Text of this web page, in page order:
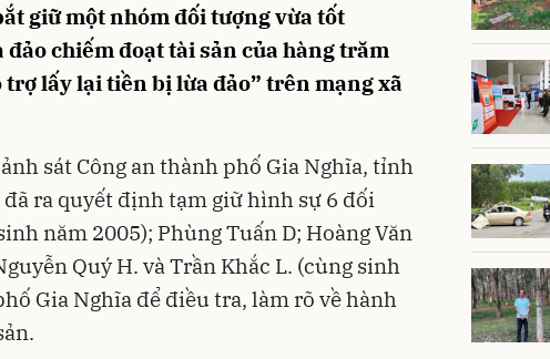
giữ một nhóm đối tượng vừa tốt
đảo chiếm đoạt tài sản của hàng trăm
lấy lại tiền bị lừa đảo” trên mạng xã
sát Công an thành phố Gia Nghĩa, tỉnh
ra quyết định tạm giữ hình sự 6 đối
năm 2005); Phùng Tuấn D; Hoàng Văn
Quý H. và Trần Khắc L. (cùng sinh
Gia Nghĩa để điều tra, làm rõ về hành